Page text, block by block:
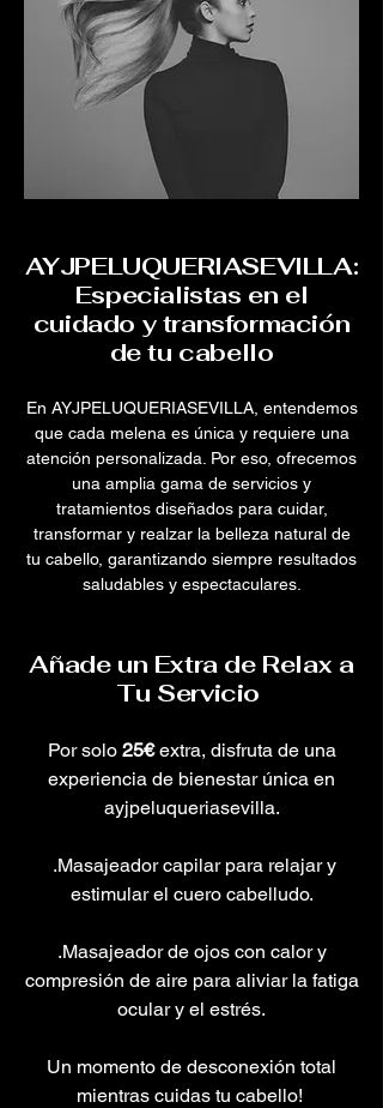
AYJPELUQUERIASEVILLA:
Especialistas en el
cuidado y transformación
de tu cabello
En AYJPELUQUERIASEVILLA, entendemos
que cada melena es única y requiere una
atención personalizada. Por eso, ofrecemos
una amplia gama de servicios y
tratamientos diseñados para cuidar,
transformar y realzar la belleza natural de
tu cabello, garantizando siempre resultados
saludables y espectaculares.
Añade un Extra de Relax a
Tu Servicio
Por solo 25€extra, disfruta de una
experiencia de bienestar única en
ayjpeluqueriasevilla.
.Masajeador capilar para relajar y
estimular el cuero cabelludo.
.Masajeador de ojos con calor y
compresión de aire para aliviar la fatiga
ocular y el estrés.
Un momento de desconexión total
mientras cuidas tu cabello!